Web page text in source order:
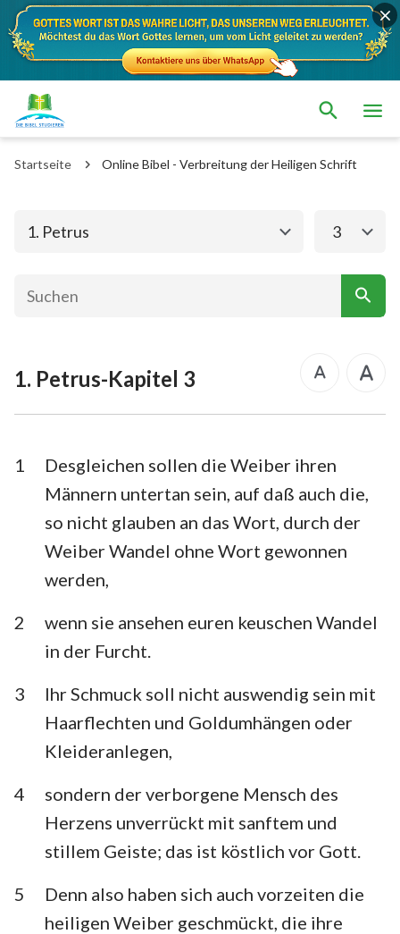
Startseite Online Bibel - Verbreitung der Heiligen Schrift
1. Petrus
Das alte Testament Das neue Testament
Matthäus Markus
Apostelgeschichte
Galater
1. Thessalonicher 2. Thessalonicher
1. Timotheus 2. Timotheus
Titus Philemon
Hebräer Jakobus
1. Johannes
3. Johannes Judas
Offenbarung
3
1. Petrus-Kapitel 3
1
Desgleichen sollen die Weiber ihren
Männern untertan sein, auf daß auch die,
so nicht glauben an das Wort, durch der
Weiber Wandel ohne Wort gewonnen
werden,
2
wenn sie ansehen euren keuschen Wandel
in der Furcht.
3
Ihr Schmuck soll nicht auswendig sein mit
Haarflechten und Goldumhängen oder
Kleideranlegen,
4
sondern der verborgene Mensch des
Herzens unverrückt mit sanftem und
stillem Geiste; das ist köstlich vor Gott.
5
Denn also haben sich auch vorzeiten die
heiligen Weiber geschmückt, die ihre